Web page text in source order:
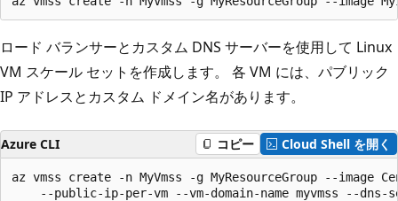
ロード バランサーとカスタム DNS サーバーを使用して Linux
VM スケール セットを作成します。 各 VM には、パブリック
IP アドレスとカスタム ドメイン名があります。
Azure CLI コピー Cloud Shell を開く
az vmss create -n MyVmss -g MyResourceGroup --image
--public-ip-per-vm --vm-domain-name myvmss --dns-